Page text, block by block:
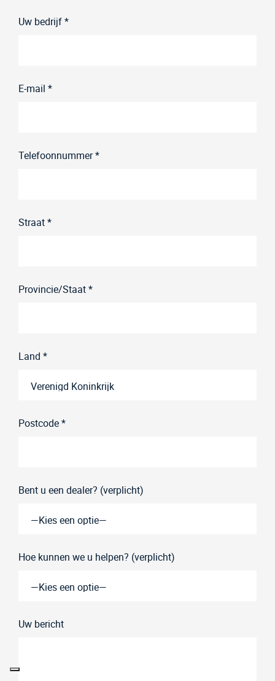
Uw bedrijf *
E-mail *
Telefoonnummer *
Straat *
Provincie/Staat *
Land *
Postcode *
Bent u een dealer? (verplicht)
Hoe kunnen we u helpen? (verplicht)
Uw bericht